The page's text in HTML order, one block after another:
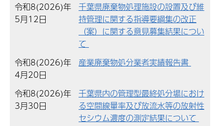
令和8(2026)年
5月12日
千葉県廃棄物処理施設の設置及び維
持管理に関する指導要綱集の改正
（案）に関する意見募集結果につい
て
令和8(2026)年
4月20日
産業廃棄物処分業者実績報告書
令和8(2026)年
3月30日
千葉県内の管理型最終処分場におけ
る空間線量率及び放流水等の放射性
セシウム濃度の測定結果について